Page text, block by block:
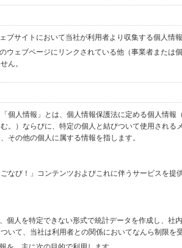
ブサイトにおいて当社が利用者より収集する個人情
ウェブページにリンクされている他（事業者または
ん。
個人情報」とは、個人情報保護法に定める個人情
。）ならびに、特定の個人と結びついて使用される
その他の個人に属する情報を指します。
なび！」コンテンツおよびこれに伴うサービスを提
個人を特定できない形式で統計データを作成し、社
いて、当社は利用者との関係においてなんら制限を